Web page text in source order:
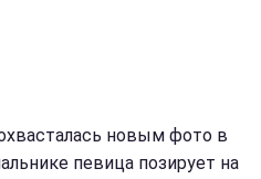
новым фото в
певица позирует на